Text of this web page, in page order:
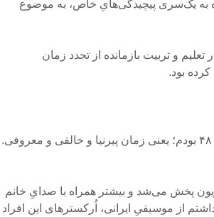
به یک‌سری پیچیدگی‌هایِ خاص، به موضوع
و تربیت بازمانده از تجدد زمان
بود.
من عاشق، ارکستر گل­هایِ قبل از سال‌­هایِ ۴۷ الی ۴۸ بودم؛ یعنی زمان پیرنیا و خالقی و معروفی.
پخش می‌‌شد و بیشتر همراه با صدایِ خانم
از موسیقیِ ایرانی، اُرکسترهای این افراد